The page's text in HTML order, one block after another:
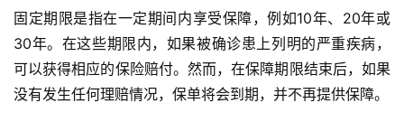
固定期限是指在一定期间内享受保障，例如10年、20年或
30年。在这些期限内，如果被确诊患上列明的严重疾病，
可以获得相应的保险赔付。然而，在保障期限结束后，如果
没有发生任何理赔情况，保单将会到期，并不再提供保障。